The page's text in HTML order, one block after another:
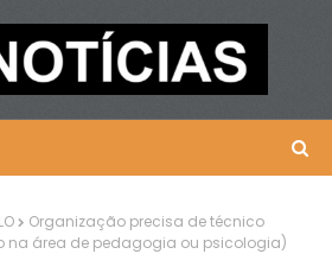
Organização precisa de técnico
na área de pedagogia ou psicologia)